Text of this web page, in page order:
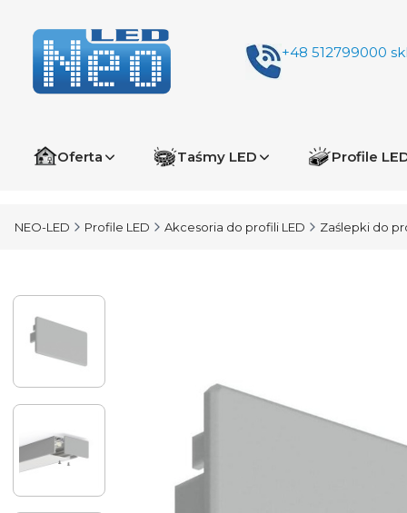
+48 512799000
Oferta Taśmy LED Profile
NEO-LED Profile LED Akcesoria do profili LED Zaślepki do